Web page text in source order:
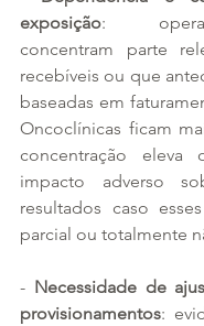
exposição:
concentram parte
recebíveis ou que
baseadas em
Oncoclínicas ficam
concentração
impacto adverso
resultados caso
parcial ou totalmente
- Necessidade de
provisionamentos: